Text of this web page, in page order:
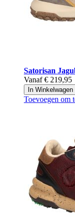
Satorisan
Vanaf € 219,95
In Winkelwagen
Toevoegen om